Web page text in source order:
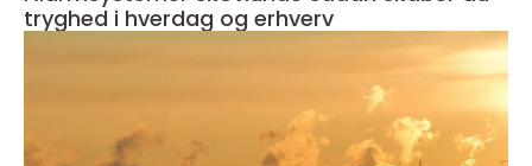
tryghed i hverdag og erhverv